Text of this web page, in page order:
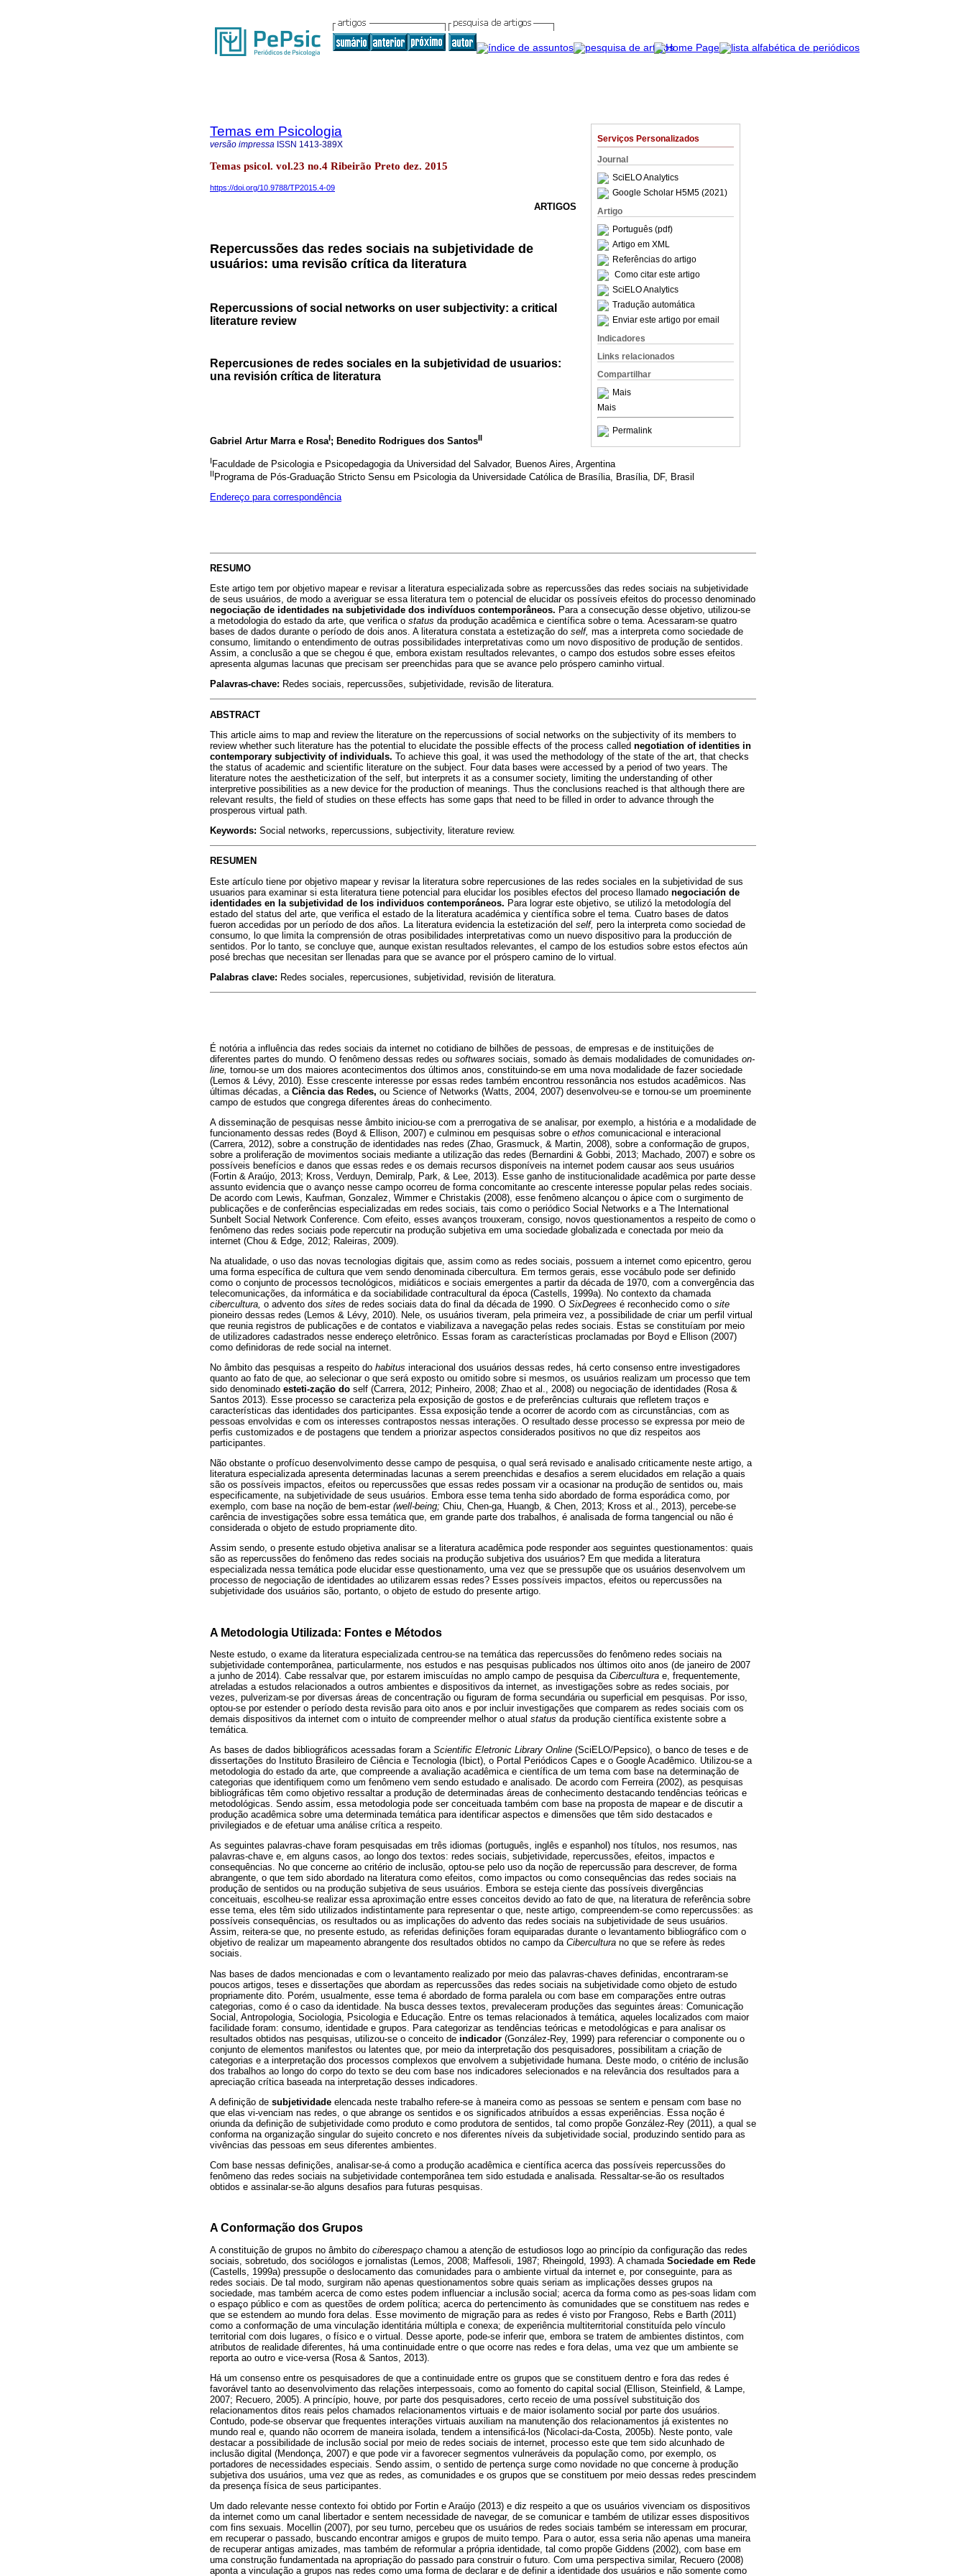
Serviços Personalizados
Journal
SciELO Analytics
Google Scholar H5M5 (2021)
Artigo
Português (pdf)
Artigo em XML
Referências do artigo
Como citar este artigo
SciELO Analytics
Tradução automática
Enviar este artigo por email
Indicadores
Links relacionados
Compartilhar
Mais
Mais
Permalink
Temas em Psicologia
versão impressa ISSN 1413-389X
Temas psicol. vol.23 no.4 Ribeirão Preto dez. 2015
https://doi.org/10.9788/TP2015.4-09
ARTIGOS
Repercussões das redes sociais na subjetividade de
usuários: uma revisão crítica da literatura
Repercussions of social networks on user subjectivity: a critical
literature review
Repercusiones de redes sociales en la subjetividad de usuarios:
una revisión crítica de literatura
Gabriel Artur Marra e RosaI; Benedito Rodrigues dos SantosII
IFaculdade de Psicologia e Psicopedagogia da Universidad del Salvador, Buenos Aires, Argentina
II Programa de Pós-Graduação Stricto Sensu em Psicologia da Universidade Católica de Brasília, Brasília, DF, Brasil
Endereço para correspondência
RESUMO
Este artigo tem por objetivo mapear e revisar a literatura especializada sobre as repercussões das redes sociais na subjetividade
de seus usuários, de modo a averiguar se essa literatura tem o potencial de elucidar os possíveis efeitos do processo denominado
negociação de identidades na subjetividade dos indivíduos contemporâneos. Para a consecução desse objetivo, utilizou-se
a metodologia do estado da arte, que verifica o status da produção acadêmica e científica sobre o tema. Acessaram-se quatro
bases de dados durante o período de dois anos. A literatura constata a estetização do self, mas a interpreta como sociedade de
consumo, limitando o entendimento de outras possibilidades interpretativas como um novo dispositivo de produção de sentidos.
Assim, a conclusão a que se chegou é que, embora existam resultados relevantes, o campo dos estudos sobre esses efeitos
apresenta algumas lacunas que precisam ser preenchidas para que se avance pelo próspero caminho virtual.
Palavras-chave: Redes sociais, repercussões, subjetividade, revisão de literatura.
ABSTRACT
This article aims to map and review the literature on the repercussions of social networks on the subjectivity of its members to
review whether such literature has the potential to elucidate the possible effects of the process called negotiation of identities in
contemporary subjectivity of individuals. To achieve this goal, it was used the methodology of the state of the art, that checks
the status of academic and scientific literature on the subject. Four data bases were accessed by a period of two years. The
literature notes the aestheticization of the self, but interprets it as a consumer society, limiting the understanding of other
interpretive possibilities as a new device for the production of meanings. Thus the conclusions reached is that although there are
relevant results, the field of studies on these effects has some gaps that need to be filled in order to advance through the
prosperous virtual path.
Keywords: Social networks, repercussions, subjectivity, literature review.
RESUMEN
Este artículo tiene por objetivo mapear y revisar la literatura sobre repercusiones de las redes sociales en la subjetividad de sus
usuarios para examinar si esta literatura tiene potencial para elucidar los posibles efectos del proceso llamado negociación de
identidades en la subjetividad de los individuos contemporáneos. Para lograr este objetivo, se utilizó la metodología del
estado del status del arte, que verifica el estado de la literatura académica y científica sobre el tema. Cuatro bases de datos
fueron accedidas por un período de dos años. La literatura evidencia la estetización del self, pero la interpreta como sociedad de
consumo, lo que limita la comprensión de otras posibilidades interpretativas como un nuevo dispositivo para la producción de
sentidos. Por lo tanto, se concluye que, aunque existan resultados relevantes, el campo de los estudios sobre estos efectos aún
posé brechas que necesitan ser llenadas para que se avance por el próspero camino de lo virtual.
Palabras clave: Redes sociales, repercusiones, subjetividad, revisión de literatura.
É notória a influência das redes sociais da internet no cotidiano de bilhões de pessoas, de empresas e de instituições de
diferentes partes do mundo. O fenômeno dessas redes ou softwares sociais, somado às demais modalidades de comunidades on-
line, tornou-se um dos maiores acontecimentos dos últimos anos, constituindo-se em uma nova modalidade de fazer sociedade
(Lemos & Lévy, 2010). Esse crescente interesse por essas redes também encontrou ressonância nos estudos acadêmicos. Nas
últimas décadas, a Ciência das Redes, ou Science of Networks (Watts, 2004, 2007) desenvolveu-se e tornou-se um proeminente
campo de estudos que congrega diferentes áreas do conhecimento.
A disseminação de pesquisas nesse âmbito iniciou-se com a prerrogativa de se analisar, por exemplo, a história e a modalidade de
funcionamento dessas redes (Boyd & Ellison, 2007) e culminou em pesquisas sobre o ethos comunicacional e interacional
(Carrera, 2012), sobre a construção de identidades nas redes (Zhao, Grasmuck, & Martin, 2008), sobre a conformação de grupos,
sobre a proliferação de movimentos sociais mediante a utilização das redes (Bernardini & Gobbi, 2013; Machado, 2007) e sobre os
possíveis benefícios e danos que essas redes e os demais recursos disponíveis na internet podem causar aos seus usuários
(Fortin & Araújo, 2013; Kross, Verduyn, Demiralp, Park, & Lee, 2013). Esse ganho de institucionalidade acadêmica por parte desse
assunto evidencia que o avanço nesse campo ocorreu de forma concomitante ao crescente interesse popular pelas redes sociais.
De acordo com Lewis, Kaufman, Gonzalez, Wimmer e Christakis (2008), esse fenômeno alcançou o ápice com o surgimento de
publicações e de conferências especializadas em redes sociais, tais como o periódico Social Networks e a The International
Sunbelt Social Network Conference. Com efeito, esses avanços trouxeram, consigo, novos questionamentos a respeito de como o
fenômeno das redes sociais pode repercutir na produção subjetiva em uma sociedade globalizada e conectada por meio da
internet (Chou & Edge, 2012; Raleiras, 2009).
Na atualidade, o uso das novas tecnologias digitais que, assim como as redes sociais, possuem a internet como epicentro, gerou
uma forma específica de cultura que vem sendo denominada cibercultura. Em termos gerais, esse vocábulo pode ser definido
como o conjunto de processos tecnológicos, midiáticos e sociais emergentes a partir da década de 1970, com a convergência das
telecomunicações, da informática e da sociabilidade contracultural da época (Castells, 1999a). No contexto da chamada
cibercultura, o advento dos sites de redes sociais data do final da década de 1990. O SixDegrees é reconhecido como o site
pioneiro dessas redes (Lemos & Lévy, 2010). Nele, os usuários tiveram, pela primeira vez, a possibilidade de criar um perfil virtual
que reunia registros de publicações e de contatos e viabilizava a navegação pelas redes sociais. Estas se constituíam por meio
de utilizadores cadastrados nesse endereço eletrônico. Essas foram as características proclamadas por Boyd e Ellison (2007)
como definidoras de rede social na internet.
No âmbito das pesquisas a respeito do habitus interacional dos usuários dessas redes, há certo consenso entre investigadores
quanto ao fato de que, ao selecionar o que será exposto ou omitido sobre si mesmos, os usuários realizam um processo que tem
sido denominado esteti-zação do self (Carrera, 2012; Pinheiro, 2008; Zhao et al., 2008) ou negociação de identidades (Rosa &
Santos 2013). Esse processo se caracteriza pela exposição de gostos e de preferências culturais que refletem traços e
características das identidades dos participantes. Essa exposição tende a ocorrer de acordo com as circunstâncias, com as
pessoas envolvidas e com os interesses contrapostos nessas interações. O resultado desse processo se expressa por meio de
perfis customizados e de postagens que tendem a priorizar aspectos considerados positivos no que diz respeitos aos
participantes.
Não obstante o profícuo desenvolvimento desse campo de pesquisa, o qual será revisado e analisado criticamente neste artigo, a
literatura especializada apresenta determinadas lacunas a serem preenchidas e desafios a serem elucidados em relação a quais
são os possíveis impactos, efeitos ou repercussões que essas redes possam vir a ocasionar na produção de sentidos ou, mais
especificamente, na subjetividade de seus usuários. Embora esse tema tenha sido abordado de forma esporádica como, por
exemplo, com base na noção de bem-estar(well-being; Chiu, Chen-ga, Huangb, & Chen, 2013; Kross et al., 2013), percebe-se
carência de investigações sobre essa temática que, em grande parte dos trabalhos, é analisada de forma tangencial ou não é
considerada o objeto de estudo propriamente dito.
Assim sendo, o presente estudo objetiva analisar se a literatura acadêmica pode responder aos seguintes questionamentos: quais
são as repercussões do fenômeno das redes sociais na produção subjetiva dos usuários? Em que medida a literatura
especializada nessa temática pode elucidar esse questionamento, uma vez que se pressupõe que os usuários desenvolvem um
processo de negociação de identidades ao utilizarem essas redes? Esses possíveis impactos, efeitos ou repercussões na
subjetividade dos usuários são, portanto, o objeto de estudo do presente artigo.
A Metodologia Utilizada: Fontes e Métodos
Neste estudo, o exame da literatura especializada centrou-se na temática das repercussões do fenômeno redes sociais na
subjetividade contemporânea, particularmente, nos estudos e nas pesquisas publicados nos últimos oito anos (de janeiro de 2007
a junho de 2014). Cabe ressalvar que, por estarem imiscuídas no amplo campo de pesquisa daCibercultura e, frequentemente,
atreladas a estudos relacionados a outros ambientes e dispositivos da internet, as investigações sobre as redes sociais, por
vezes, pulverizam-se por diversas áreas de concentração ou figuram de forma secundária ou superficial em pesquisas. Por isso,
optou-se por estender o período desta revisão para oito anos e por incluir investigações que comparem as redes sociais com os
demais dispositivos da internet com o intuito de compreender melhor o atual status da produção científica existente sobre a
temática.
As bases de dados bibliográficos acessadas foram aScientific Eletronic Library Online (SciELO/Pepsico), o banco de teses e de
dissertações do Instituto Brasileiro de Ciência e Tecnologia (Ibict), o Portal Periódicos Capes e o Google Acadêmico. Utilizou-se a
metodologia do estado da arte, que compreende a avaliação acadêmica e científica de um tema com base na determinação de
categorias que identifiquem como um fenômeno vem sendo estudado e analisado. De acordo com Ferreira (2002), as pesquisas
bibliográficas têm como objetivo ressaltar a produção de determinadas áreas de conhecimento destacando tendências teóricas e
metodológicas. Sendo assim, essa metodologia pode ser conceituada também com base na proposta de mapear e de discutir a
produção acadêmica sobre uma determinada temática para identificar aspectos e dimensões que têm sido destacados e
privilegiados e de efetuar uma análise crítica a respeito.
As seguintes palavras-chave foram pesquisadas em três idiomas (português, inglês e espanhol) nos títulos, nos resumos, nas
palavras-chave e, em alguns casos, ao longo dos textos: redes sociais, subjetividade, repercussões, efeitos, impactos e
consequências. No que concerne ao critério de inclusão, optou-se pelo uso da noção de repercussão para descrever, de forma
abrangente, o que tem sido abordado na literatura como efeitos, como impactos ou como consequências das redes sociais na
produção de sentidos ou na produção subjetiva de seus usuários. Embora se esteja ciente das possíveis divergências
conceituais, escolheu-se realizar essa aproximação entre esses conceitos devido ao fato de que, na literatura de referência sobre
esse tema, eles têm sido utilizados indistintamente para representar o que, neste artigo, compreendem-se como repercussões: as
possíveis consequências, os resultados ou as implicações do advento das redes sociais na subjetividade de seus usuários.
Assim, reitera-se que, no presente estudo, as referidas definições foram equiparadas durante o levantamento bibliográfico com o
objetivo de realizar um mapeamento abrangente dos resultados obtidos no campo daCibercultura no que se refere às redes
sociais.
Nas bases de dados mencionadas e com o levantamento realizado por meio das palavras-chaves definidas, encontraram-se
poucos artigos, teses e dissertações que abordam as repercussões das redes sociais na subjetividade como objeto de estudo
propriamente dito. Porém, usualmente, esse tema é abordado de forma paralela ou com base em comparações entre outras
categorias, como é o caso da identidade. Na busca desses textos, prevaleceram produções das seguintes áreas: Comunicação
Social, Antropologia, Sociologia, Psicologia e Educação. Entre os temas relacionados à temática, aqueles localizados com maior
facilidade foram: consumo, identidade e grupos. Para categorizar as tendências teóricas e metodológicas e para analisar os
resultados obtidos nas pesquisas, utilizou-se o conceito de indicador (González-Rey, 1999) para referenciar o componente ou o
conjunto de elementos manifestos ou latentes que, por meio da interpretação dos pesquisadores, possibilitam a criação de
categorias e a interpretação dos processos complexos que envolvem a subjetividade humana. Deste modo, o critério de inclusão
dos trabalhos ao longo do corpo do texto se deu com base nos indicadores selecionados e na relevância dos resultados para a
apreciação crítica baseada na interpretação desses indicadores.
A definição de subjetividade elencada neste trabalho refere-se à maneira como as pessoas se sentem e pensam com base no
que elas vi-venciam nas redes, o que abrange os sentidos e os significados atribuídos a essas experiências. Essa noção é
oriunda da definição de subjetividade como produto e como produtora de sentidos, tal como propõe González-Rey (2011), a qual se
conforma na organização singular do sujeito concreto e nos diferentes níveis da subjetividade social, produzindo sentido para as
vivências das pessoas em seus diferentes ambientes.
Com base nessas definições, analisar-se-á como a produção acadêmica e científica acerca das possíveis repercussões do
fenômeno das redes sociais na subjetividade contemporânea tem sido estudada e analisada. Ressaltar-se-ão os resultados
obtidos e assinalar-se-ão alguns desafios para futuras pesquisas.
A Conformação dos Grupos
A constituição de grupos no âmbito do ciberespaço chamou a atenção de estudiosos logo ao princípio da configuração das redes
sociais, sobretudo, dos sociólogos e jornalistas (Lemos, 2008; Maffesoli, 1987; Rheingold, 1993). A chamada Sociedade em Rede
(Castells, 1999a) pressupõe o deslocamento das comunidades para o ambiente virtual da internet e, por conseguinte, para as
redes sociais. De tal modo, surgiram não apenas questionamentos sobre quais seriam as implicações desses grupos na
sociedade, mas também acerca de como estes podem influenciar a inclusão social; acerca da forma como as pes-soas lidam com
o espaço público e com as questões de ordem política; acerca do pertencimento às comunidades que se constituem nas redes e
que se estendem ao mundo fora delas. Esse movimento de migração para as redes é visto por Frangoso, Rebs e Barth (2011)
como a conformação de uma vinculação identitária múltipla e conexa; de experiência multiterritorial constituída pelo vínculo
territorial com dois lugares, o físico e o virtual. Desse aporte, pode-se inferir que, embora se tratem de ambientes distintos, com
atributos de realidade diferentes, há uma continuidade entre o que ocorre nas redes e fora delas, uma vez que um ambiente se
reporta ao outro e vice-versa (Rosa & Santos, 2013).
Há um consenso entre os pesquisadores de que a continuidade entre os grupos que se constituem dentro e fora das redes é
favorável tanto ao desenvolvimento das relações interpessoais, como ao fomento do capital social (Ellison, Steinfield, & Lampe,
2007; Recuero, 2005). A princípio, houve, por parte dos pesquisadores, certo receio de uma possível substituição dos
relacionamentos ditos reais pelos chamados relacionamentos virtuais e de maior isolamento social por parte dos usuários.
Contudo, pode-se observar que frequentes interações virtuais auxiliam na manutenção dos relacionamentos já existentes no
mundo real e, quando não ocorrem de maneira isolada, tendem a intensificá-los (Nicolaci-da-Costa, 2005b). Neste ponto, vale
destacar a possibilidade de inclusão social por meio de redes sociais de internet, processo este que tem sido alcunhado de
inclusão digital (Mendonça, 2007) e que pode vir a favorecer segmentos vulneráveis da população como, por exemplo, os
portadores de necessidades especiais. Sendo assim, o sentido de pertença surge como novidade no que concerne à produção
subjetiva dos usuários, uma vez que as redes, as comunidades e os grupos que se constituem por meio dessas redes prescindem
da presença física de seus participantes.
Um dado relevante nesse contexto foi obtido por Fortin e Araújo (2013) e diz respeito a que os usuários vivenciam os dispositivos
da internet como um canal libertador e sentem necessidade de navegar, de se comunicar e também de utilizar esses dispositivos
com fins sexuais. Mocellin (2007), por seu turno, percebeu que os usuários de redes sociais também se interessam em procurar,
em recuperar o passado, buscando encontrar amigos e grupos de muito tempo. Para o autor, essa seria não apenas uma maneira
de recuperar antigas amizades, mas também de reformular a própria identidade, tal como propõe Giddens (2002), com base em
uma construção fundamentada na apropriação do passado para construir o futuro. Com uma perspectiva similar, Recuero (2008)
aponta a vinculação a grupos nas redes como uma forma de declarar e de definir a identidade dos usuários e não somente como